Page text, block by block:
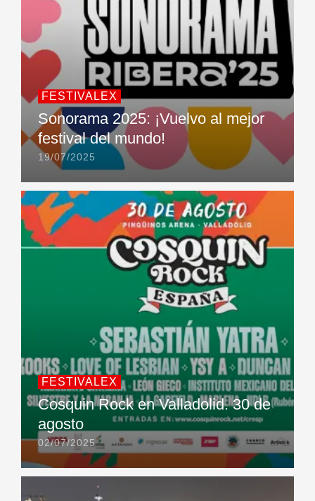
FESTIVALEX
Sonorama 2025: ¡Vuelvo al mejor
festival del mundo!
19/07/2025
FESTIVALEX
Cosquin Rock en Valladolid. 30 de
agosto
02/07/2025